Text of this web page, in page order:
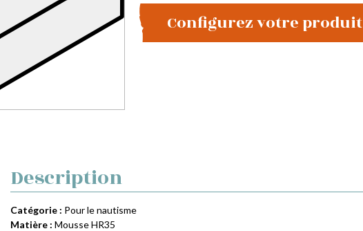
Configurez votre produit
Description
Catégorie : Pour le nautisme
Matière : Mousse HR35